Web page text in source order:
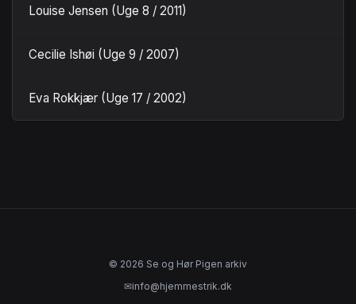
Louise Jensen (Uge 8 / 2011)
Cecilie Ishøi (Uge 9 / 2007)
Eva Rokkjær (Uge 17 / 2002)
© 2026 Se og Hør Pigen arkiv
✉info@hjemmestrik.dk